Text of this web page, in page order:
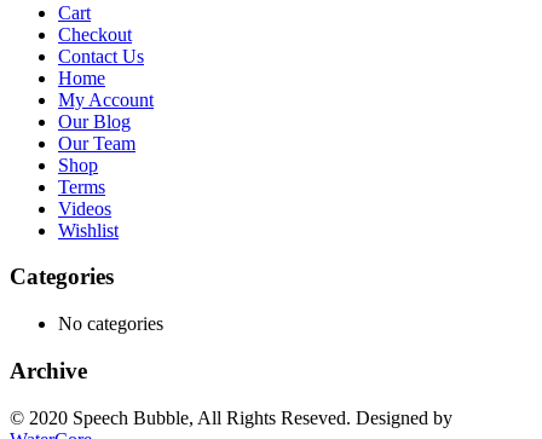
Cart
Checkout
Contact Us
Home
My Account
Our Blog
Our Team
Shop
Terms
Videos
Wishlist
Categories
No categories
Archive
© 2020 Speech Bubble, All Rights Reseved. Designed by